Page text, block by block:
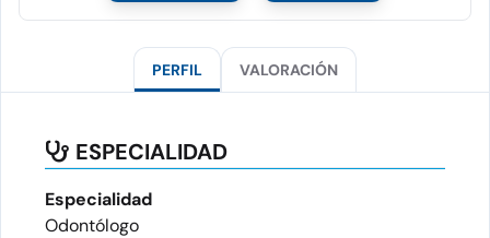
PERFIL VALORACIÓN
ESPECIALIDAD
Especialidad
Odontólogo